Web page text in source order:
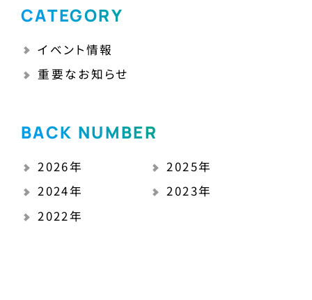
CATEGORY
イベント情報
重要なお知らせ
BACK NUMBER
2026年
2025年
2024年
2023年
2022年